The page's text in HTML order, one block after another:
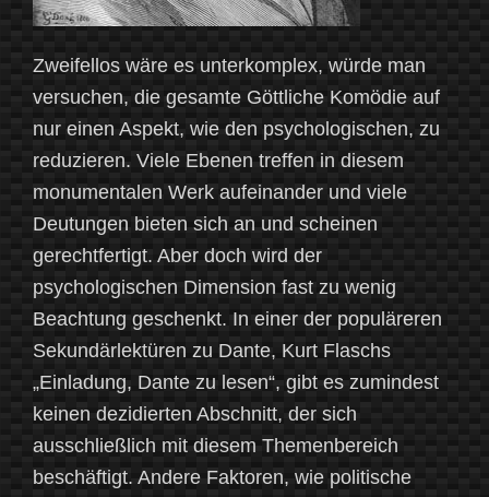
Zweifellos wäre es unterkomplex, würde man
versuchen, die gesamte Göttliche Komödie auf
nur einen Aspekt, wie den psychologischen, zu
reduzieren. Viele Ebenen treffen in diesem
monumentalen Werk aufeinander und viele
Deutungen bieten sich an und scheinen
gerechtfertigt. Aber doch wird der
psychologischen Dimension fast zu wenig
Beachtung geschenkt. In einer der populäreren
Sekundärlektüren zu Dante, Kurt Flaschs
„Einladung, Dante zu lesen“, gibt es zumindest
keinen dezidierten Abschnitt, der sich
ausschließlich mit diesem Themenbereich
beschäftigt. Andere Faktoren, wie politische